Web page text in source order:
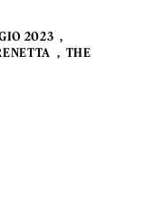
2023
THE